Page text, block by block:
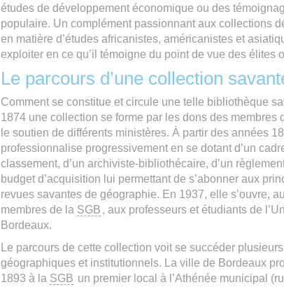
études de développement économique ou des
populaire. Un complément passionnant aux collections
en matière d’études africanistes, américanistes et
exploiter en ce qu’il témoigne du point de vue des élites
Le parcours d’une collection
Comment se constitue et circule une telle bibliothèque
1874 une collection se forme par les dons des membres
le soutien de différents ministères. À partir des années
professionnalise progressivement en se dotant d’un
classement, d’un archiviste-bibliothécaire, d’un
budget d’acquisition lui permettant de s’abonner aux
revues savantes de géographie. En 1937, elle s’ouvre,
membres de la SGB , aux professeurs et étudiants de
Bordeaux.
Le parcours de cette collection voit se succéder
géographiques et institutionnels. La ville de Bordeaux
1893 à la SGB un premier local à l’Athénée municipal